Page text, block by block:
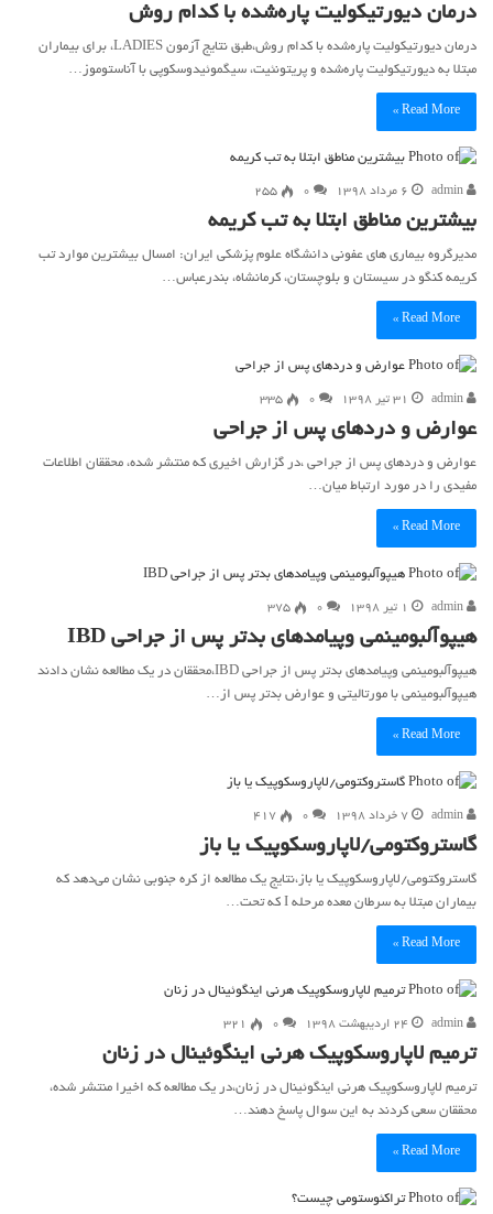
درمان دیورتیکولیت پاره‌شده با کدام روش
درمان دیورتیکولیت پاره‌شده با کدام روش،طبق نتایج آزمون LADIES، برای بیماران
مبتلا به دیورتیکولیت پاره‌شده و پریتونئیت، سیگموئیدوسکوپی با آناستوموز…
Read More »
۶ مرداد ۱۳۹۸ ۰ 255
بیشترین مناطق ابتلا به تب کریمه
مدیرگروه بیماری های عفونی دانشگاه علوم پزشکی ایران: امسال بیشترین موارد تب
کریمه کنگو در سیستان و بلوچستان، کرمانشاه، بندرعباس…
Read More »
۳۱ تیر ۱۳۹۸ ۰ 335
عوارض و دردهای پس از جراحی
عوارض و دردهای پس از جراحی ،در گزارش اخیری که منتشر شده، محققان اطلاعات
مفیدی را در مورد ارتباط میان…
Read More »
۱ تیر ۱۳۹۸ ۰ 375
هیپوآلبومینمی وپیامدهای بدتر پس از جراحی IBD
هیپوآلبومینمی وپیامدهای بدتر پس از جراحی IBD،محققان در یک مطالعه نشان دادند
هیپوآلبومینمی با مورتالیتی و عوارض بدتر پس از…
Read More »
۷ خرداد ۱۳۹۸ ۰ 417
گاستروکتومی/لاپاروسکوپیک یا باز
گاستروکتومی/لاپاروسکوپیک یا باز،نتایج یک مطالعه از کره جنوبی نشان می‌دهد که
بیماران مبتلا به سرطان معده مرحله I که تحت…
Read More »
۲۴ اردیبهشت ۱۳۹۸ ۰ 321
ترمیم لاپاروسکوپیک هرنی اینگوئینال در زنان
ترمیم لاپاروسکوپیک هرنی اینگوئینال در زنان،در یک مطالعه که اخیرا منتشر شده،
محققان سعی کردند به این سوال پاسخ دهند…
Read More »